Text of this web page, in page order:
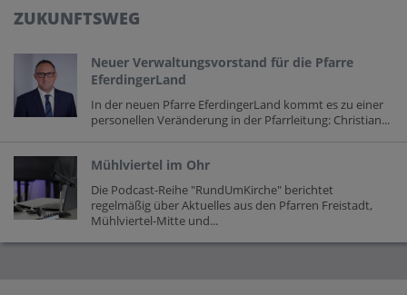
ZUKUNFTSWEG
Neuer Verwaltungsvorstand für die Pfarre
EferdingerLand
In der neuen Pfarre EferdingerLand kommt es zu einer
personellen Veränderung in der Pfarrleitung: Christian...
Mühlviertel im Ohr
Die Podcast-Reihe "RundUmKirche" berichtet
regelmäßig über Aktuelles aus den Pfarren Freistadt,
Mühlviertel-Mitte und...